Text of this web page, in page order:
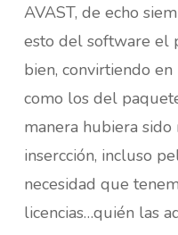
AVAST, de echo
esto del software el
bien, convirtiendo
como los del
manera hubiera
insercción, incluso
necesidad que
licencias…quién las